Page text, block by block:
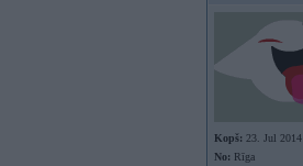
Kopš: 23. Jul 2014
No: Rīga